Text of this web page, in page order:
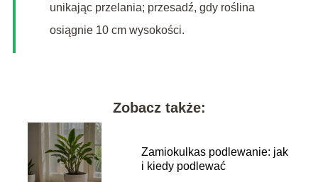
unikając przelania; przesadź, gdy roślina
osiągnie 10 cm wysokości.
Zobacz także:
Zamiokulkas podlewanie: jak
i kiedy podlewać